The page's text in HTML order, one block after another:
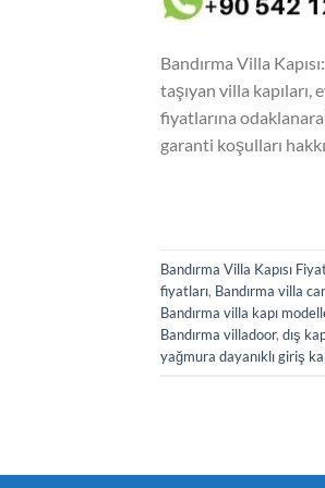
Bandırma Villa
taşıyan villa
fiyatlarına
garanti koşulları
Bandırma Villa Kapısı
fiyatları, Bandırma villa
Bandırma villa kapı
Bandırma villadoor, dış
yağmura dayanıklı giriş